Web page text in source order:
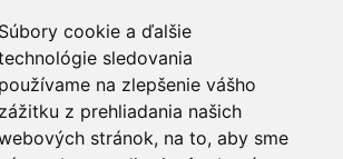
Súbory cookie a ďalšie
sledovania
používame na zlepšenie vášho
zážitku z prehliadania našich
stránok, na to, aby sme